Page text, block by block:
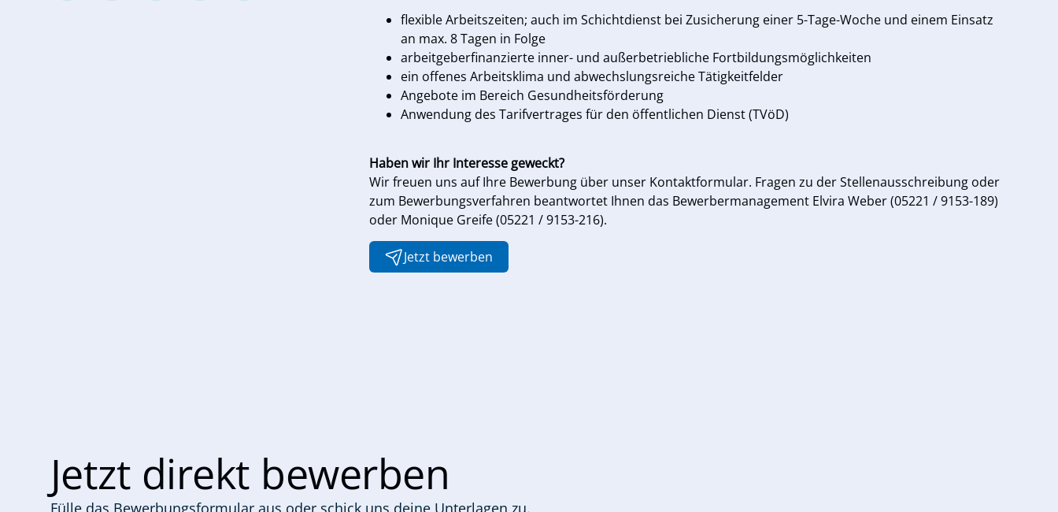
flexible Arbeitszeiten; auch im Schichtdienst bei Zusicherung einer 5-Tage-Woche und einem Einsatz
an max. 8 Tagen in Folge
arbeitgeberfinanzierte inner- und außerbetriebliche Fortbildungsmöglichkeiten
ein offenes Arbeitsklima und abwechslungsreiche Tätigkeitfelder
Angebote im Bereich Gesundheitsförderung
Anwendung des Tarifvertrages für den öffentlichen Dienst (TVöD)
Haben wir Ihr Interesse geweckt?
Wir freuen uns auf Ihre Bewerbung über unser Kontaktformular. Fragen zu der Stellenausschreibung oder
zum Bewerbungsverfahren beantwortet Ihnen das Bewerbermanagement Elvira Weber (05221 / 9153-189)
oder Monique Greife (05221 / 9153-216).
Jetzt bewerben
Jetzt direkt bewerben
Fülle das Bewerbungsformular aus oder schick uns deine Unterlagen zu.